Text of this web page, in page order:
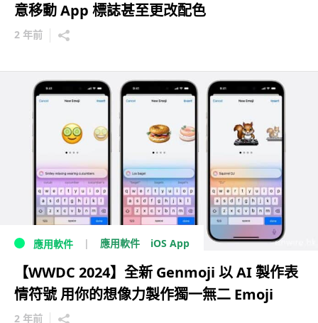
意移動 App 標誌甚至更改配色
2 年前
應用軟件 應用軟件 iOS App
【WWDC 2024】全新 Genmoji 以 AI 製作表
情符號 用你的想像力製作獨一無二 Emoji
2 年前